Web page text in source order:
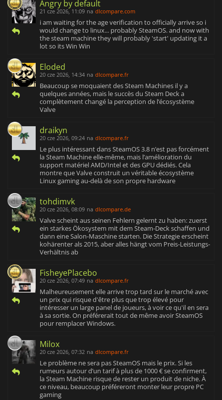
Angry by default
21 cze 2026, 11:09 na dlcompare.com
i am waiting for the age verification to officially arrive so i
would change to linux... probably SteamOS. and now with
the steam machine they will probably 'start' updating it a
lot so its Win Win
Eloded
20 cze 2026, 14:34 na dlcompare.fr
Beaucoup se moquaient des Steam Machines il y a
quelques années, mais le succès du Steam Deck a
complètement changé la perception de l’écosystème
Valve
draikyn
20 cze 2026, 09:24 na dlcompare.fr
Le plus intéressant dans SteamOS 3.8 n’est pas forcément
la Steam Machine elle-même, mais l’amélioration du
support matériel AMD/Intel et des GPU dédiés. Cela
montre que Valve construit un véritable écosystème
Linux gaming au-delà de son propre hardware
tohdimvk
20 cze 2026, 08:09 na dlcompare.de
Valve scheint aus seinen Fehlern gelernt zu haben: zuerst
ein starkes Ökosystem mit dem Steam-Deck schaffen und
dann eine Salon-Maschine starten. Die Strategie erscheint
kohärenter als 2015, aber alles hängt vom Preis-Leistungs-
Verhältnis ab
FisheyePlacebo
20 cze 2026, 07:49 na dlcompare.fr
Malheureusement elle arrive trop tard sur le marché avec
un prix qui risque d'être plus que trop élevé pour
intéresser un large panel de joueurs, à voir ce qu'il en sera
à sa sortie. On préférerait tout de même avoir SteamOS
pour remplacer Windows.
Milox
20 cze 2026, 07:32 na dlcompare.fr
Le problème ne sera pas SteamOS mais le prix. Si les
rumeurs autour d’un tarif à plus de 1000 € se confirment,
la Steam Machine risque de rester un produit de niche. À
ce niveau, beaucoup préféreront monter leur propre PC
gaming